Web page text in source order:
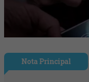
Nota Principal